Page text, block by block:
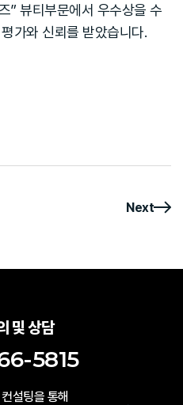
” 뷰티부문에서 우수상을 수
가와 신뢰를 받았습니다.
Next
및 상담
5815
설팅을 통해